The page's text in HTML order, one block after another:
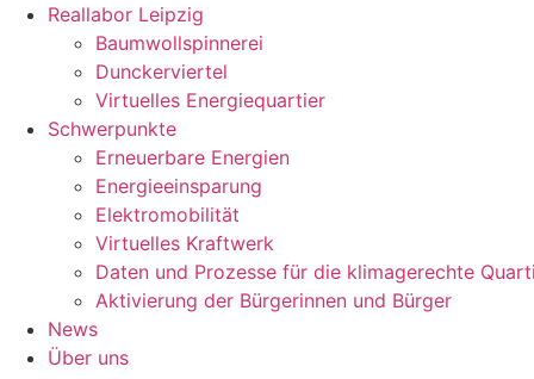
Reallabor Leipzig
Baumwollspinnerei
Dunckerviertel
Virtuelles Energiequartier
Schwerpunkte
Erneuerbare Energien
Energieeinsparung
Elektromobilität
Virtuelles Kraftwerk
Daten und Prozesse für die klimagerechte
Aktivierung der Bürgerinnen und Bürger
News
Über uns